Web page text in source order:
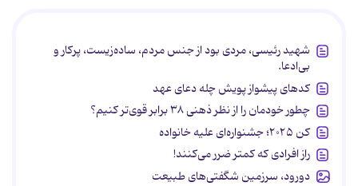
شهید رئیسی، مردی بود از جنس مردم، ساده‌زیست، پرکار و
بی‌ادعا.
کدهای پیشواز پویش چله دعای عهد
چطور خودمان را از نظر ذهنی ۳۸ برابر قوی‌تر کنیم؟
کن ۲۰۲۵؛ جشنواره‌ای علیه خانواده
راز افرادی که کمتر ضرر می‌کنند!
دورود، سرزمین شگفتی‌های طبیعت